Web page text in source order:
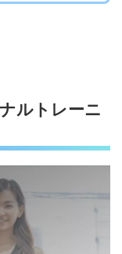
ルトレーニ